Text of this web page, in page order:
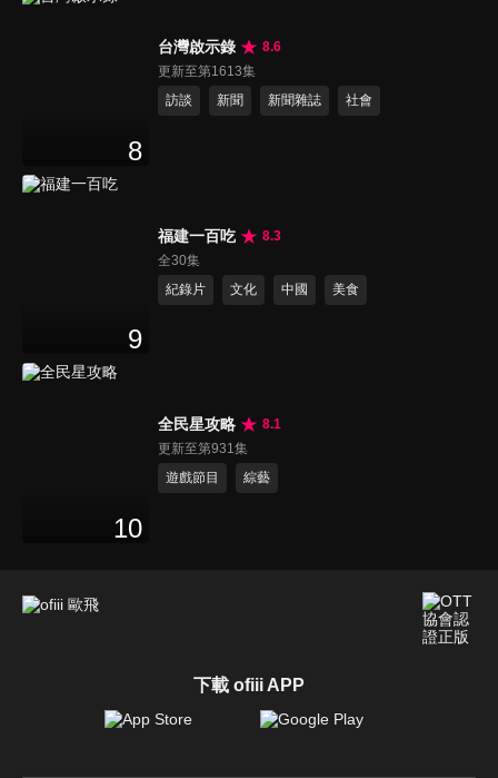
8
台灣啟示錄
8.6
更新至第1613集
訪談
新聞 新聞雜誌 社會
9
福建一百吃
8.3
全30集
紀錄片
文化 中國 美食
10
全民星攻略
8.1
更新至第931集
遊戲節目
綜藝
下載 ofiii APP